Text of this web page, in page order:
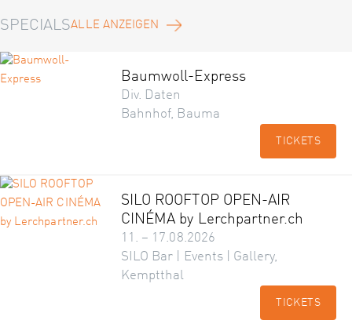
SPECIALSALLE ANZEIGEN
Baumwoll-Express
Div. Daten
Bahnhof, Bauma
TICKETS
SILO ROOFTOP OPEN-AIR
CINÉMA by Lerchpartner.ch
11. – 17.08.2026
SILO Bar | Events | Gallery,
Kemptthal
TICKETS